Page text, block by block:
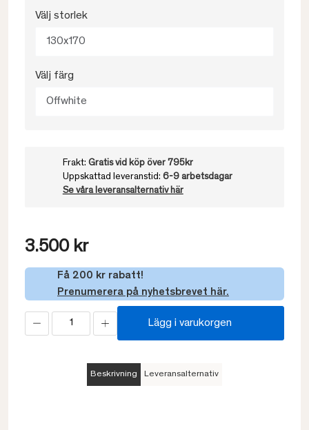
Välj storlek
130x170
Välj färg
Offwhite
Frakt: Gratis vid köp över 795kr
Uppskattad leveranstid: 6-9 arbetsdagar
Se våra leveransalternativ här
3.500 kr
Få 200 kr rabatt!
Prenumerera på nyhetsbrevet här.
Lägg i varukorgen
Beskrivning Leveransalternativ